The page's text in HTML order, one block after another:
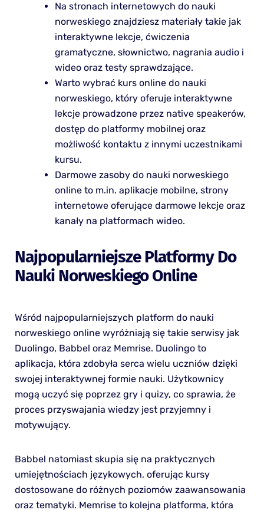
Na stronach internetowych do nauki
norweskiego znajdziesz materiały takie jak
interaktywne lekcje, ćwiczenia
gramatyczne, słownictwo, nagrania audio i
wideo oraz testy sprawdzające.
Warto wybrać kurs online do nauki
norweskiego, który oferuje interaktywne
lekcje prowadzone przez native speakerów,
dostęp do platformy mobilnej oraz
możliwość kontaktu z innymi uczestnikami
kursu.
Darmowe zasoby do nauki norweskiego
online to m.in. aplikacje mobilne, strony
internetowe oferujące darmowe lekcje oraz
kanały na platformach wideo.
Najpopularniejsze Platformy Do
Nauki Norweskiego Online
Wśród najpopularniejszych platform do nauki
norweskiego online wyróżniają się takie serwisy jak
Duolingo, Babbel oraz Memrise. Duolingo to
aplikacja, która zdobyła serca wielu uczniów dzięki
swojej interaktywnej formie nauki. Użytkownicy
mogą uczyć się poprzez gry i quizy, co sprawia, że
proces przyswajania wiedzy jest przyjemny i
motywujący.
Babbel natomiast skupia się na praktycznych
umiejętnościach językowych, oferując kursy
dostosowane do różnych poziomów zaawansowania
oraz tematyki. Memrise to kolejna platforma, która